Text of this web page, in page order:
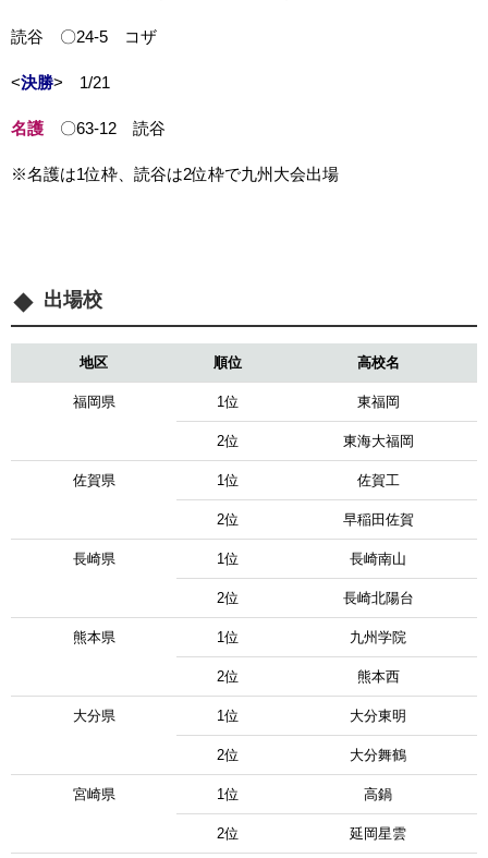
読谷 〇24-5 コザ
<決勝> 1/21
名護 〇63-12 読谷
※名護は1位枠、読谷は2位枠で九州大会出場
出場校
地区 順位 高校名
福岡県 1位 東福岡
2位 東海大福岡
佐賀県 1位 佐賀工
2位 早稲田佐賀
長崎県 1位 長崎南山
2位 長崎北陽台
熊本県 1位 九州学院
2位 熊本西
大分県 1位 大分東明
2位 大分舞鶴
宮崎県 1位 高鍋
2位 延岡星雲